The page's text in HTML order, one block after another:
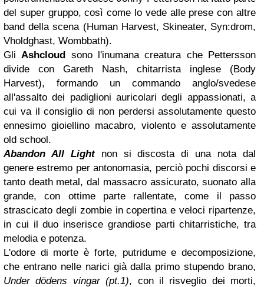
del super gruppo, così come lo vede alle prese con altre
band della scena (Human Harvest, Skineater, Syn:drom,
Vholdghast, Wombbath).
GliAshcloud sono l'inumana creatura che Pettersson
divide con Gareth Nash, chitarrista inglese (Body
Harvest), formando un commando anglo/svedese
all'assalto dei padiglioni auricolari degli appassionati, a
cui va il consiglio di non perdersi assolutamente questo
ennesimo gioiellino macabro, violento e assolutamente
old school.
Abandon All Light
non si discosta di una nota dal
genere estremo per antonomasia, perciò pochi discorsi e
tanto death metal, dal massacro assicurato, suonato alla
grande, con ottime parte rallentate, come il passo
strascicato degli zombie in copertina e veloci ripartenze,
in cui il duo inserisce grandiose parti chitarristiche, tra
melodia e potenza.
L'odore di morte è forte, putridume e decomposizione,
che entrano nelle narici già dalla primo stupendo brano,
Under dödens vingar (pt.1), con il risveglio dei morti,